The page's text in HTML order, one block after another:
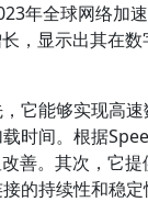
年全球网络加
，显示出其在
它能够实现高
时间。根据
善。其次，它
的持续性和稳